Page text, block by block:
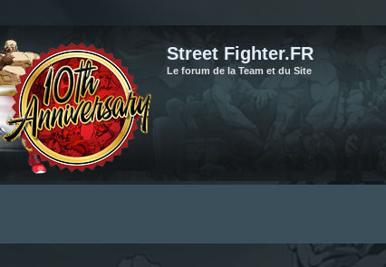
Street Fighter.FR
Le forum de la Team et du Site